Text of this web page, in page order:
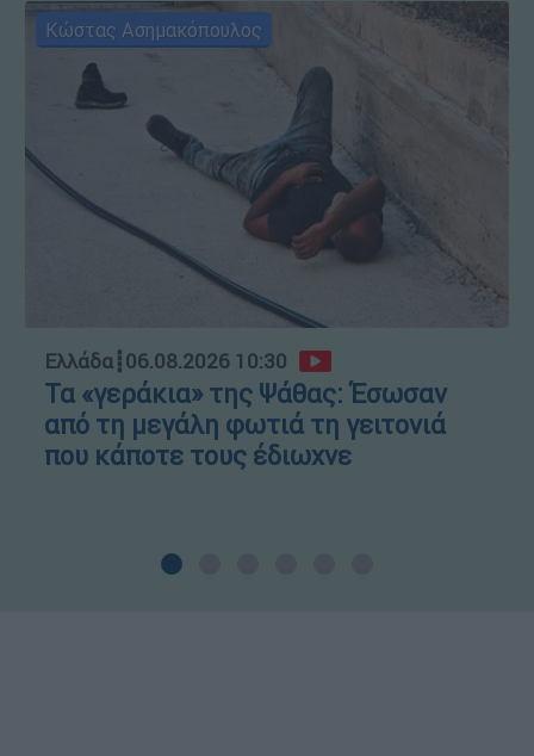
Κώστας Ασημακόπουλος
Ελλάδα┋06.08.2026 10:30
Τα «γεράκια» της Ψάθας: Έσωσαν
από τη μεγάλη φωτιά τη γειτονιά
που κάποτε τους έδιωχνε